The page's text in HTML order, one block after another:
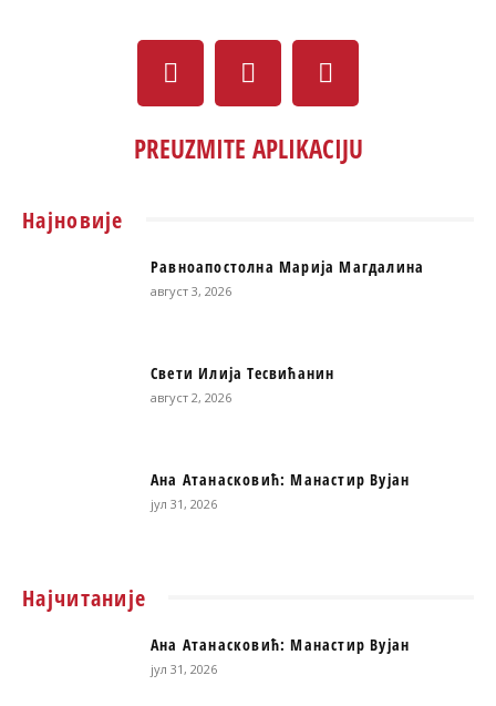
PREUZMITE APLIKACIJU
Најновије
Равноапостолна Марија Магдалина
август 3, 2026
Свети Илија Тесвићанин
август 2, 2026
Ана Атанасковић: Манастир Вујан
јул 31, 2026
Најчитаније
Ана Атанасковић: Манастир Вујан
јул 31, 2026